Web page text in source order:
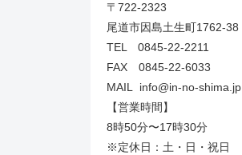
〒722-2323
尾道市因島土生町1762-38
TEL 0845-22-2211
FAX 0845-22-6033
MAIL info@in-no-shima.jp
【営業時間】
8時50分〜17時30分
※定休日：土・日・祝日